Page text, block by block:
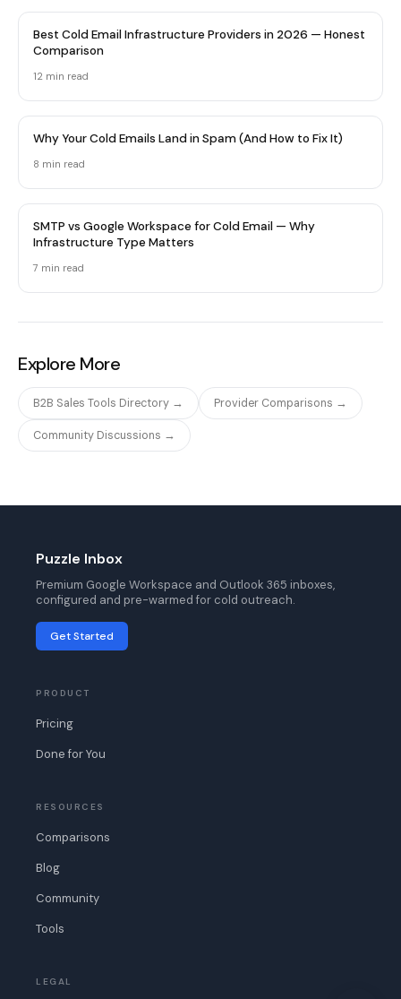
Best Cold Email Infrastructure Providers in 2026 — Honest
Comparison
12 min read
Why Your Cold Emails Land in Spam (And How to Fix It)
8 min read
SMTP vs Google Workspace for Cold Email — Why
Infrastructure Type Matters
7 min read
Explore More
B2B Sales Tools Directory → Provider Comparisons →
Community Discussions →
Puzzle Inbox
Premium Google Workspace and Outlook 365 inboxes,
configured and pre-warmed for cold outreach.
Get Started
PRODUCT
Pricing
Done for You
RESOURCES
Comparisons
Blog
Community
Tools
LEGAL